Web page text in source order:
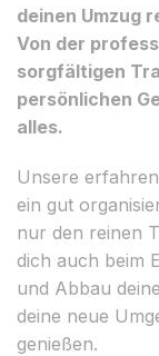
deinen Umzug
Von der
sorgfältigen
persönlichen
alles.
Unsere
ein gut
nur den reinen
dich auch beim
und Abbau
deine neue
genießen.